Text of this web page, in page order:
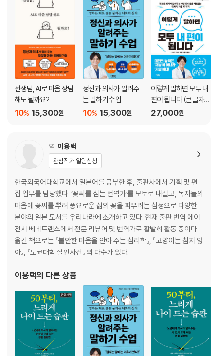
column 자신의 ‘자아’, ‘초자아’, ‘리비도’를 파악하자
14 우리는 인간관계를 무의식적으로 가공한다
15 상대방이 어떤 사람인지 미리 파악한다
column 자기애성 인격장애를 지닌 사람과 만난다면?
제3장 대화는 어떻게 듣느냐에 따라 모든 것이 결정된다
16 대화의 주인공은 내가 아니다
column 정신과 의사는 환자를 어떻게 존중하는가?
17 인간은 ‘듣기’보다 ‘말하기’를 좋아하는 동물
20 6가지 요점에 충족될 때가 바로 말할 타이밍!
column 정신과 의사는 ‘듣기’와 ‘말하기’를 어떻게 훈련하는가?
제4장 정신과 의사가 실천하는, 모두 내 편으로 만드는 대화의 기술
21 정신과 의사는 대화로 수술한다
22 성별에 따라 대화도 바뀌어야 한다
23 자신의 ‘지금 상태’를 냉정하게 파악한다
column 영유아와 정신과 환자의 공통점
24 전문 용어나 어려운 말은 절대 사용하지 않는다
26 상대방의 말을 재구성하면서 이야기한다
27 부정적인 말을 긍정적으로 바꿔서 되돌려준다
column 정신과 의사의 말을 긍정적으로 바꾸는 기술
column ‘있는 그대로’ 받아들인다
28 상대방에게 새로운 관점을 보여주는 대화 기술 3가지
column 정신과 의사는 어떻게 메타인지를 익히는가?
29 본론에 들어가기에 앞서 ‘잡담’을 한다
선생님, AI로 마음 상담
해도 될까요?
15,300원
10%
정신과 의사가 알려주
는 말하기 수업
15,300원
10%
이렇게 말하면 모두 내
편이 됩니다 (큰글자
책)
27,000원
역 이용택
관심작가 알림신청
한국외국어대학교에서 일본어를 공부한 후, 출판사에서 기획 및 편
집 업무를 담당했다. ‘꽃씨를 심는 번역가’를 모토로 내걸고, 독자들의
마음에 꽃씨를 뿌려 풍요로운 삶의 꽃을 피우려는 심정으로 다양한
분야의 일본 도서를 우리나라에 소개하고 있다. 현재 출판 번역 에이
전시 베네트랜스에서 전문 리뷰어 및 번역가로 활발히 활동 중이다.
옮긴 책으로는 『불안한 마음을 안아 주는 심리학』, 『고양이는 참지 않
아』, 『도쿄대학 살인사건』 외 다수가 있다.
이용택의 다른 상품